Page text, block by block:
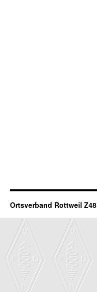
Ortsverband Rottweil Z48